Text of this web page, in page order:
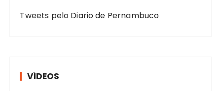
Tweets pelo Diario de Pernambuco
VÍDEOS